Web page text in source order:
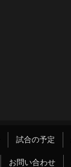
試合の予定
お問い合わせ